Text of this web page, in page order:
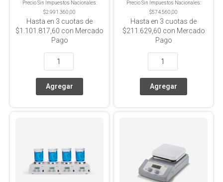
Precio Sin Impuestos Nacionales:
$2.991.360,00
Hasta en 3 cuotas de
$1.101.817,60 con Mercado
Pago
Precio Sin Impuestos Nacionales:
$574.560,00
Hasta en 3 cuotas de
$211.629,60 con Mercado
Pago